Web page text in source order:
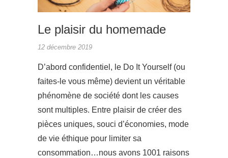
Le plaisir du homemade
12 décembre 2019
D’abord confidentiel, le Do It Yourself (ou
faites-le vous même) devient un véritable
phénomène de société dont les causes
sont multiples. Entre plaisir de créer des
pièces uniques, souci d’économies, mode
de vie éthique pour limiter sa
consommation…nous avons 1001 raisons